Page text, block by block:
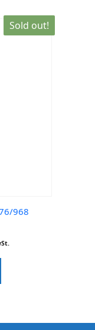
Sold out!
968